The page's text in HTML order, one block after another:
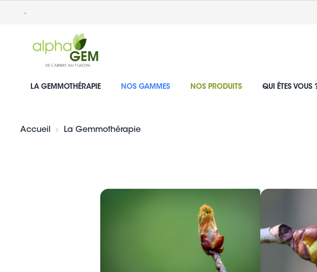
.
LA GEMMOTHÉRAPIE NOS GAMMES NOS PRODUITS QUI ÊTES VOUS
Accueil La Gemmothérapie